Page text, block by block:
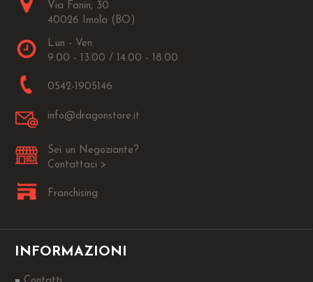
Via Fanin, 30
40026 Imola (BO)
Lun - Ven:
9.00 - 13.00 / 14.00 - 18.00
0542-1905146
info@dragonstore.it
Sei un Negoziante?
Contattaci >
Franchising
INFORMAZIONI